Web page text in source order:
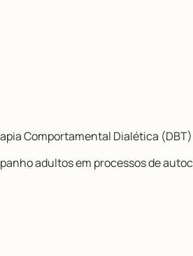
Comportamental Dialética (DBT)
adultos em processos de